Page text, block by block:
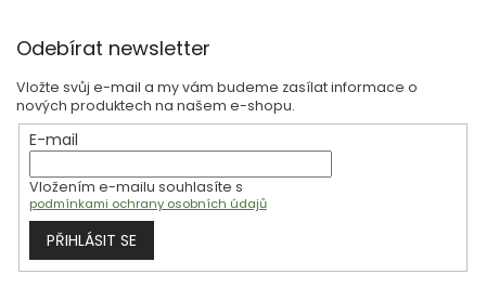
a
c
í
p
r
v
k
ý
Odebírat newsletter
Vložte svůj e-mail a my vám budeme zasílat informace o
nových produktech na našem e-shopu.
E-mail
Vložením e-mailu souhlasíte s
podmínkami ochrany osobních údajů
PŘIHLÁSIT SE